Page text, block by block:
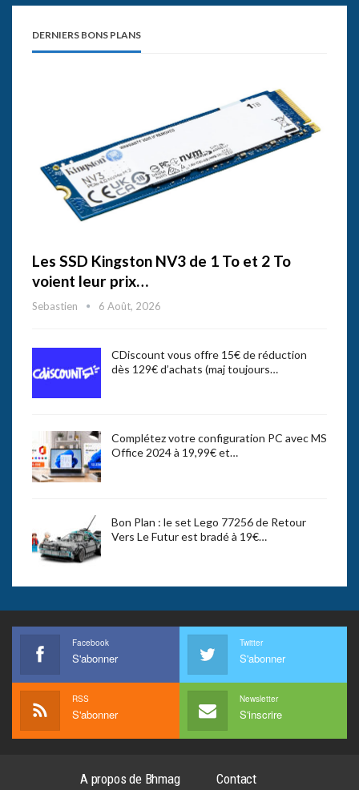
DERNIERS BONS PLANS
Les SSD Kingston NV3 de 1 To et 2 To
voient leur prix…
Sebastien 6 Août, 2026
CDiscount vous offre 15€ de réduction
dès 129€ d’achats (maj toujours…
Complétez votre configuration PC avec MS
Office 2024 à 19,99€ et…
Bon Plan : le set Lego 77256 de Retour
Vers Le Futur est bradé à 19€…
Facebook
S'abonner
Twitter
S'abonner
RSS
S'abonner
Newsletter
S'inscrire
A propos de Bhmag Contact